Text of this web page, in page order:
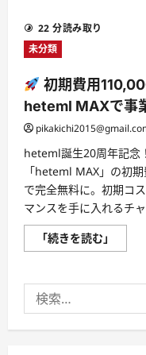
22 分読み取り
未分類
初期費用
heteml MAXで事
heteml誕生20周年記念
「heteml MAX」の初
で完全無料に。初期コ
マンスを手に入れるチャ
「続きを読む」
初
用
が
【完
索: